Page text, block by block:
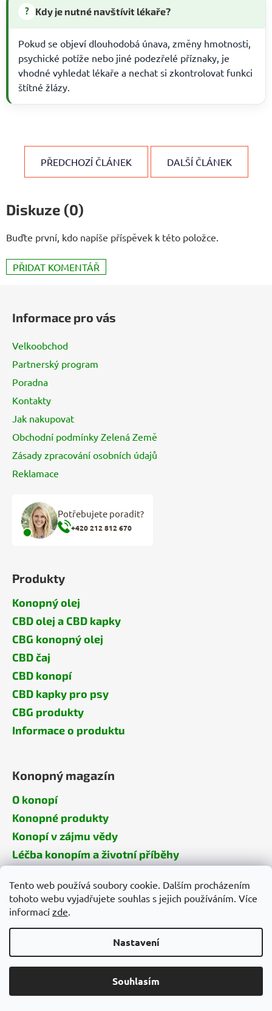
Tento web používá soubory cookie. Dalším procházením
tohoto webu vyjadřujete souhlas s jejich používáním. Více
informací zde.
Nastavení
Souhlasím
? Kdy je nutné navštívit lékaře?
Pokud se objeví dlouhodobá únava, změny hmotnosti,
psychické potíže nebo jiné podezřelé příznaky, je
vhodné vyhledat lékaře a nechat si zkontrolovat funkci
štítné žlázy.
PŘEDCHOZÍ ČLÁNEK DALŠÍ ČLÁNEK
Diskuze (0)
Buďte první, kdo napíše příspěvek k této položce.
PŘIDAT KOMENTÁŘ
Informace pro vás
Velkoobchod
Partnerský program
Poradna
Kontakty
Jak nakupovat
Obchodní podmínky Zelená Země
Zásady zpracování osobních údajů
Reklamace
Potřebujete poradit?
+420 212 812 670
Produkty
Konopný olej
CBD olej a CBD kapky
CBG konopný olej
CBD čaj
CBD konopí
CBD kapky pro psy
CBG produkty
Informace o produktu
Konopný magazín
O konopí
Konopné produkty
Konopí v zájmu vědy
Léčba konopím a životní příběhy
Návody, rady, tipy
Události a akce
Konopí pro zvířata
Podporujeme